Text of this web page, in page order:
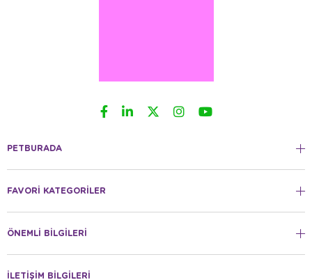
PETBURADA
FAVORİ KATEGORİLER
ÖNEMLİ BİLGİLERİ
İLETİŞİM BİLGİLERİ